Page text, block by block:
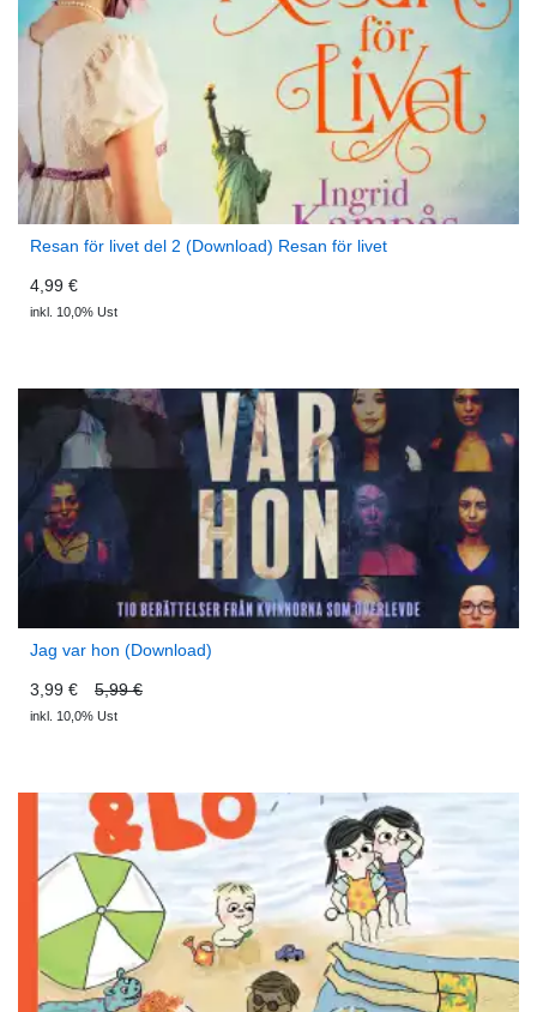
Resan för livet del 2 (Download) Resan för livet
4,99 €
inkl. 10,0% Ust
Jag var hon (Download)
3,99 € 5,99 €
inkl. 10,0% Ust